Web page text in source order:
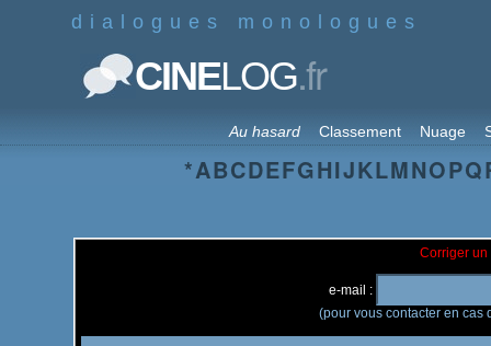
dialogues monologues
CINELOG.fr
Au hasard Classement Nuage
*ABCDEFGHIJKLMNOPQ
Corriger un
e-mail :
(pour vous contacter en cas